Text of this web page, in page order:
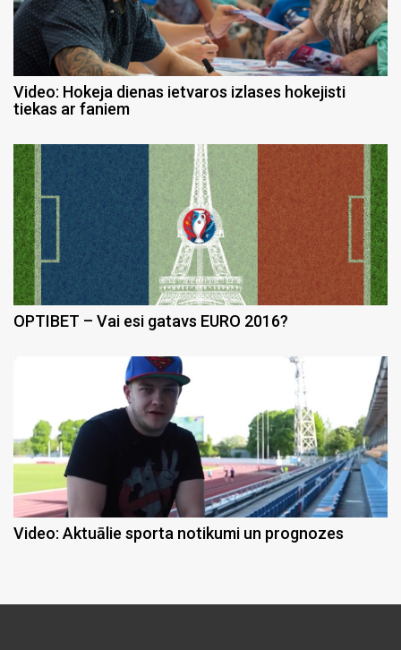
Video: Hokeja dienas ietvaros izlases hokejisti
tiekas ar faniem
OPTIBET – Vai esi gatavs EURO 2016?
Video: Aktuālie sporta notikumi un prognozes